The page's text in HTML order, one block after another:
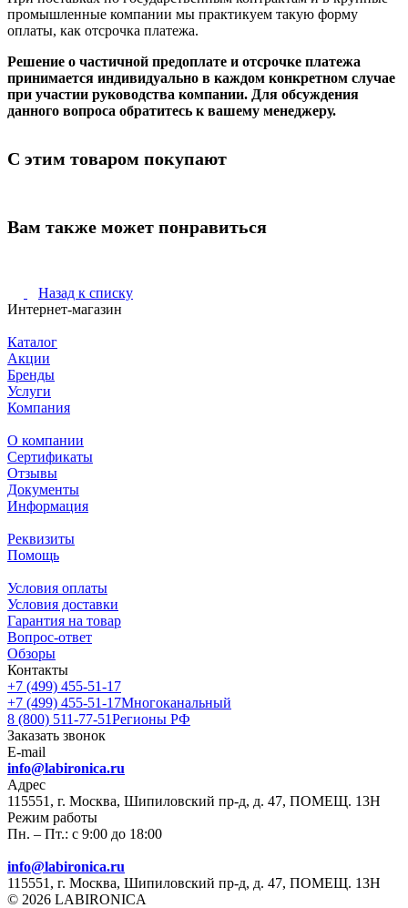
промышленные компании мы практикуем такую форму
оплаты, как отсрочка платежа.
Решение о частичной предоплате и отсрочке платежа
принимается индивидуально в каждом конкретном случае
при участии руководства компании. Для обсуждения
данного вопроса обратитесь к вашему менеджеру.
С этим товаром покупают
Вам также может понравиться
Назад к списку
Интернет-магазин
Каталог
Акции
Бренды
Услуги
Компания
О компании
Сертификаты
Отзывы
Документы
Информация
Реквизиты
Помощь
Условия оплаты
Условия доставки
Гарантия на товар
Вопрос-ответ
Обзоры
Контакты
+7 (499) 455-51-17
+7 (499) 455-51-17Многоканальный
8 (800) 511-77-51Регионы РФ
Заказать звонок
E-mail
info@labironica.ru
Адрес
115551, г. Москва, Шипиловский пр-д, д. 47, ПОМЕЩ. 13Н
Режим работы
Пн. – Пт.: с 9:00 до 18:00
info@labironica.ru
115551, г. Москва, Шипиловский пр-д, д. 47, ПОМЕЩ. 13Н
© 2026 LABIRONICA